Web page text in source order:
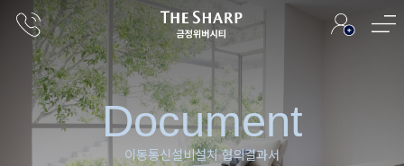
Document
이동통신설비설치협의결과서